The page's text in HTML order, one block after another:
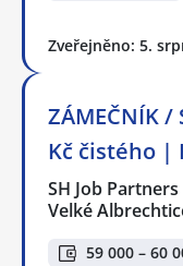
Zveřejněno: 5.
ZÁMEČNÍK /
Kč čistého |
SH Job
Velké
59 000 – 60